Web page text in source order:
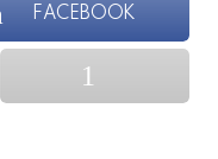
FACEBOOK